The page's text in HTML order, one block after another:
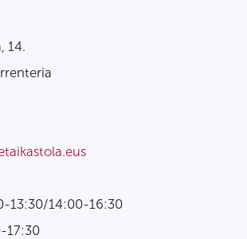
14.
13:30/14:00-16:30
17:30